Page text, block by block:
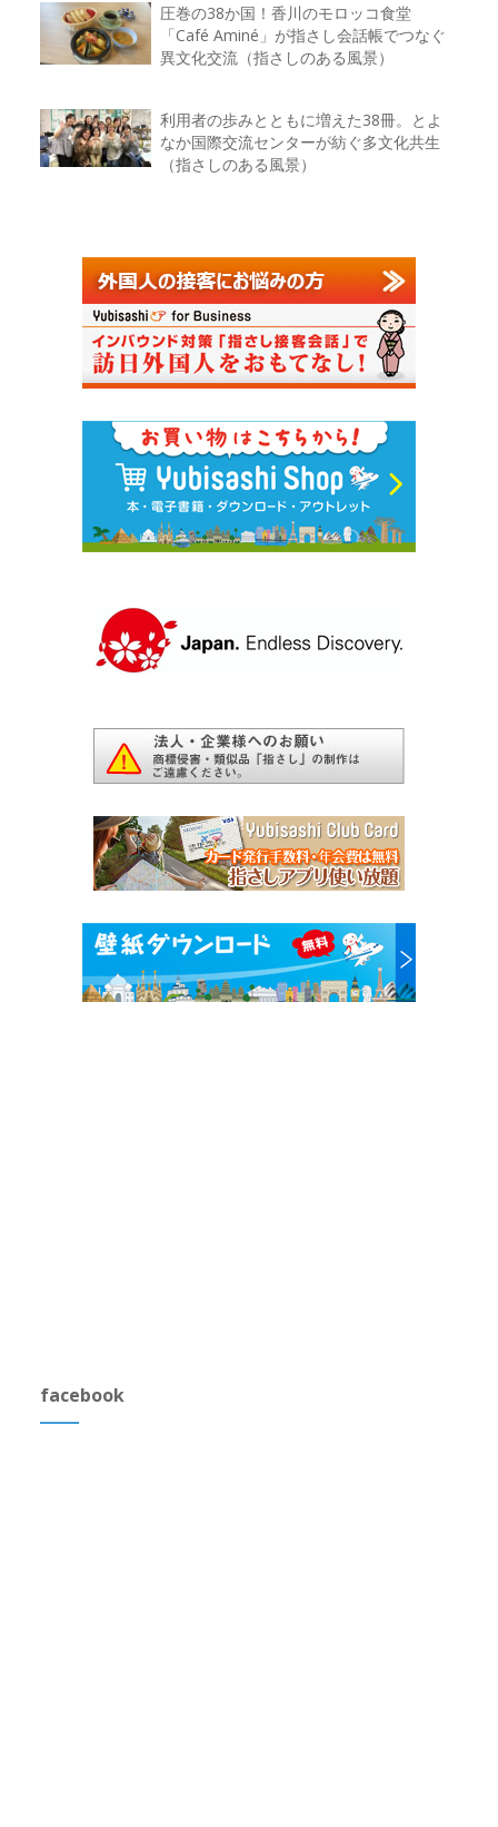
圧巻の38か国！香川のモロッコ食堂
「Café Aminé」が指さし会話帳でつなぐ
異文化交流（指さしのある風景）
利用者の歩みとともに増えた38冊。とよ
なか国際交流センターが紡ぐ多文化共生
（指さしのある風景）
facebook